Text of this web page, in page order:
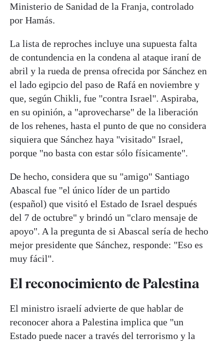
Ministerio de Sanidad de la Franja, controlado
por Hamás.
La lista de reproches incluye una supuesta falta
de contundencia en la condena al ataque iraní de
abril y la rueda de prensa ofrecida por Sánchez en
el lado egipcio del paso de Rafá en noviembre y
que, según Chikli, fue "contra Israel". Aspiraba,
en su opinión, a "aprovecharse" de la liberación
de los rehenes, hasta el punto de que no considera
siquiera que Sánchez haya "visitado" Israel,
porque "no basta con estar sólo físicamente".
De hecho, considera que su "amigo" Santiago
Abascal fue "el único líder de un partido
(español) que visitó el Estado de Israel después
del 7 de octubre" y brindó un "claro mensaje de
apoyo". A la pregunta de si Abascal sería de hecho
mejor presidente que Sánchez, responde: "Eso es
muy fácil".
El reconocimiento de Palestina
El ministro israelí advierte de que hablar de
reconocer ahora a Palestina implica que "un
Estado puede nacer a través del terrorismo y la